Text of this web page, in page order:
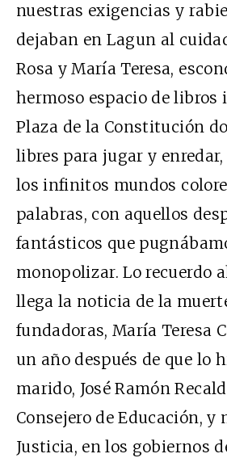
nuestras exigencias y
dejaban en Lagun al
Rosa y María Teresa,
hermoso espacio de libros
Plaza de la Constitución
libres para jugar y
los infinitos mundos
palabras, con aquellos
fantásticos que
monopolizar. Lo recuerdo
llega la noticia de la
fundadoras, María Teresa
un año después de que lo
marido, José Ramón
Consejero de Educación, y
Justicia, en los gobiernos